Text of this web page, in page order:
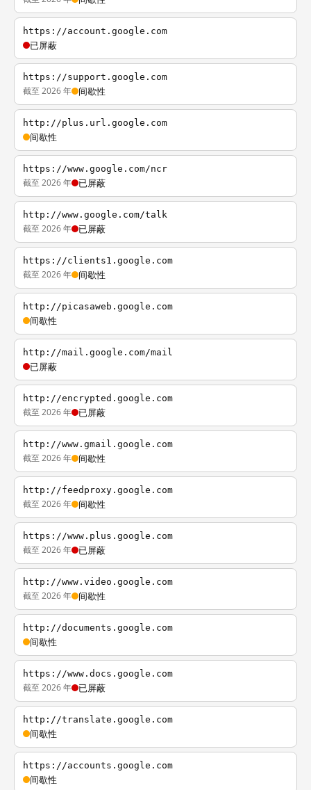
https://account.google.com
已屏蔽
https://support.google.com
截至 2026 年 间歇性
http://plus.url.google.com
间歇性
https://www.google.com/ncr
截至 2026 年 已屏蔽
http://www.google.com/talk
截至 2026 年 已屏蔽
https://clients1.google.com
截至 2026 年 间歇性
http://picasaweb.google.com
间歇性
http://mail.google.com/mail
已屏蔽
http://encrypted.google.com
截至 2026 年 已屏蔽
http://www.gmail.google.com
截至 2026 年 间歇性
http://feedproxy.google.com
截至 2026 年 间歇性
https://www.plus.google.com
截至 2026 年 已屏蔽
http://www.video.google.com
截至 2026 年 间歇性
http://documents.google.com
间歇性
https://www.docs.google.com
截至 2026 年 已屏蔽
http://translate.google.com
间歇性
https://accounts.google.com
间歇性